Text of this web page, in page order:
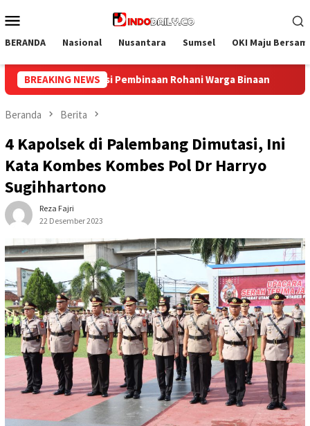
ke
Mobile
BERANDA Nasional Nusantara Sumsel OKI Maju
BREAKING NEWSBangun Kesamaan Persepsi, Lapas Narkotika
Beranda Berita
4 Kapolsek di Palembang Dimutasi, Ini
Kata Kombes Kombes Pol Dr Harryo
Sugihhartono
Reza Fajri
22 Desember 2023